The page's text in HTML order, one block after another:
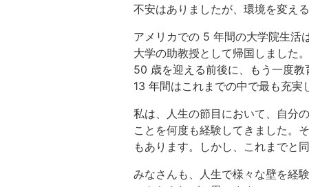
不安はありましたが、環境を変え
アメリカでの 5 年間の大学院生活
大学の助教授として帰国しました
50 歳を迎える前後に、もう一度
13 年間はこれまでの中で最も充実
私は、人生の節目において、自分
ことを何度も経験してきました。
もあります。しかし、これまでと
みなさんも、人生で様々な壁を経